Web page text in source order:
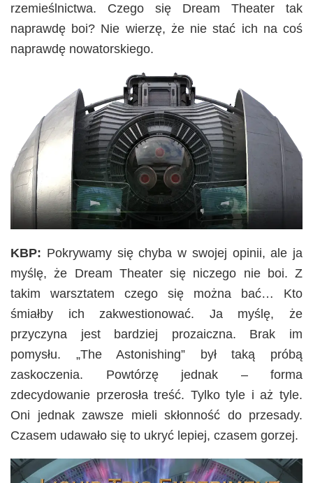
rzemieślnictwa. Czego się Dream Theater tak
naprawdę boi? Nie wierzę, że nie stać ich na coś
naprawdę nowatorskiego.
KBP: Pokrywamy się chyba w swojej opinii, ale ja
myślę, że Dream Theater się niczego nie boi. Z
takim warsztatem czego się można bać… Kto
śmiałby ich zakwestionować. Ja myślę, że
przyczyna jest bardziej prozaiczna. Brak im
pomysłu. „The Astonishing” był taką próbą
zaskoczenia. Powtórzę jednak – forma
zdecydowanie przerosła treść. Tylko tyle i aż tyle.
Oni jednak zawsze mieli skłonność do przesady.
Czasem udawało się to ukryć lepiej, czasem gorzej.